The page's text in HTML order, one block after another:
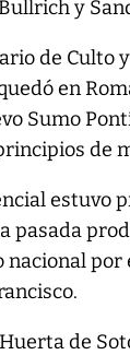
y
de Culto
en
Sumo
de
estuvo
pasada
nacional por
de